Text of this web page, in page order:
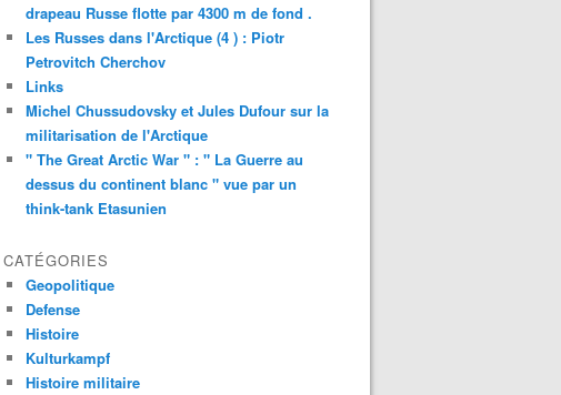
drapeau Russe flotte par 4300 m de fond .
Les Russes dans l'Arctique (4 ) : Piotr
Petrovitch Cherchov
Links
Michel Chussudovsky et Jules Dufour sur la
militarisation de l'Arctique
" The Great Arctic War " : " La Guerre au
dessus du continent blanc " vue par un
think-tank Etasunien
CATÉGORIES
Geopolitique
Defense
Histoire
Kulturkampf
Histoire militaire